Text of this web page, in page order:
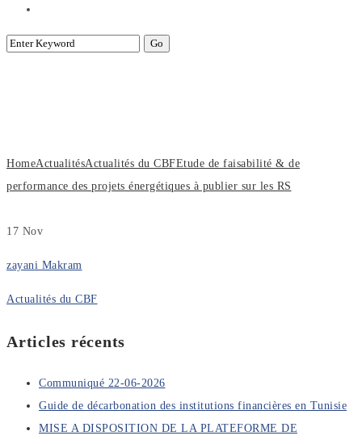
HomeActualitésActualités du CBFEtude de faisabilité & de
performance des projets énergétiques à publier sur les RS
17 Nov
zayani Makram
Actualités du CBF
Articles récents
Communiqué 22-06-2026
Guide de décarbonation des institutions financières en Tunisie
MISE A DISPOSITION DE LA PLATEFORME DE